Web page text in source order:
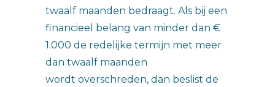
twaalf maanden bedraagt. Als bij een
financieel belang van minder dan €
1.000 de redelijke termijn met meer
dan twaalf maanden
wordt overschreden, dan beslist de